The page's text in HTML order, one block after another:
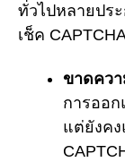
ทั่วไปหลายปร
เช็ค
ขาดคว
การออ
แต่ยังค